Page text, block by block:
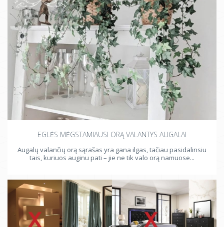
EGLĖS MĖGSTAMIAUSI ORĄ VALANTYS AUGALAI
Augalų valančių orą sąrašas yra gana ilgas, tačiau pasidalinsiu
tais, kuriuos auginu pati – jie ne tik valo orą namuose...